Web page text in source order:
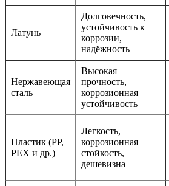
Латунь
Долговечность,
устойчивость к
коррозии,
надёжность
Нержавеющая
сталь
Высокая
прочность,
коррозионная
устойчивость
Пластик (PP,
PEX и др.)
Легкость,
коррозионная
стойкость,
дешевизна